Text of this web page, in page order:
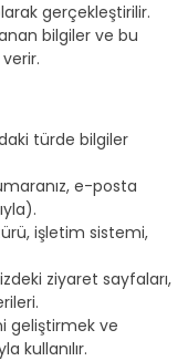
gerçekleştirilir.
bilgiler ve bu
verir.
türde bilgiler
e-posta
işletim sistemi,
ziyaret sayfaları,
geliştirmek ve
kullanılır.